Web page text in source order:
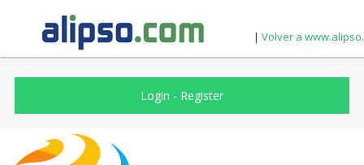
| Volver a
Login - Register